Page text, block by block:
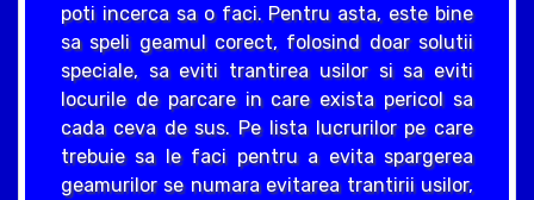
poti incerca sa o faci. Pentru asta, este bine
sa speli geamul corect, folosind doar solutii
speciale, sa eviti trantirea usilor si sa eviti
locurile de parcare in care exista pericol sa
cada ceva de sus. Pe lista lucrurilor pe care
trebuie sa le faci pentru a evita spargerea
geamurilor se numara evitarea trantirii usilor,